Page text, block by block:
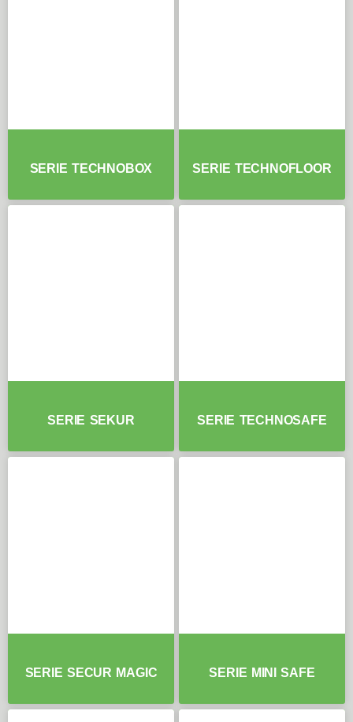
SERIE TECHNOBOX SERIE TECHNOFLOOR
SERIE SEKUR SERIE TECHNOSAFE
SERIE SECUR MAGIC SERIE MINI SAFE